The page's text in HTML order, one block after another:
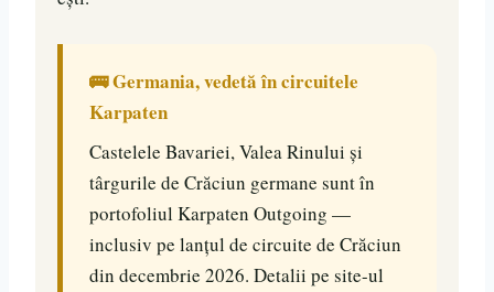
🚌 Germania, vedetă în circuitele
Karpaten
Castelele Bavariei, Valea Rinului și
târgurile de Crăciun germane sunt în
portofoliul Karpaten Outgoing —
inclusiv pe lanțul de circuite de Crăciun
din decembrie 2026. Detalii pe site-ul